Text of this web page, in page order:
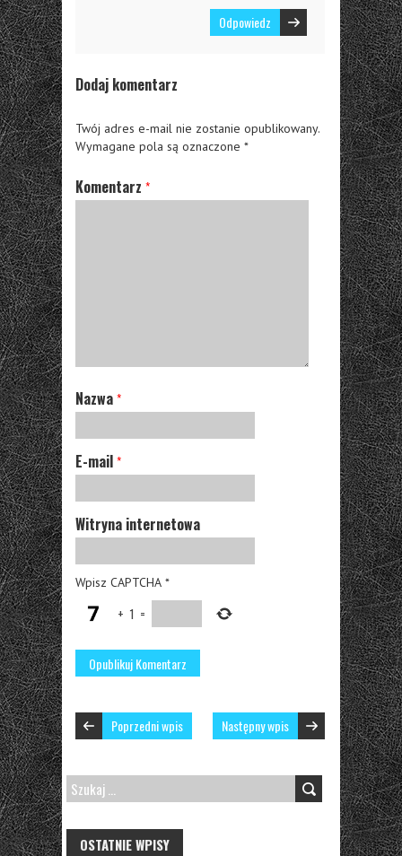
Odpowiedz
Dodaj komentarz
Twój adres e-mail nie zostanie opublikowany.
Wymagane pola są oznaczone *
Komentarz *
Nazwa *
E-mail *
Witryna internetowa
Wpisz CAPTCHA *
+ 1 =
Poprzedni wpis Następny wpis
SZUKAJ:
OSTATNIE WPISY